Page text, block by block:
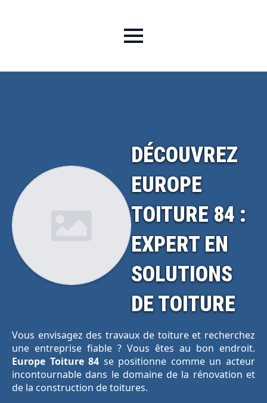
DÉCOUVREZ
EUROPE
TOITURE 84 :
EXPERT EN
SOLUTIONS
DE TOITURE
Vous envisagez des travaux de toiture et recherchez
une entreprise fiable ? Vous êtes au bon endroit.
Europe Toiture 84 se positionne comme un acteur
incontournable dans le domaine de la rénovation et
de la construction de toitures.